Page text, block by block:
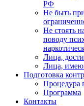
РФ
Не быть
Не стоять
поводу
Лица,
Лица,
Подготовка
Процедура
Программа
Контакты